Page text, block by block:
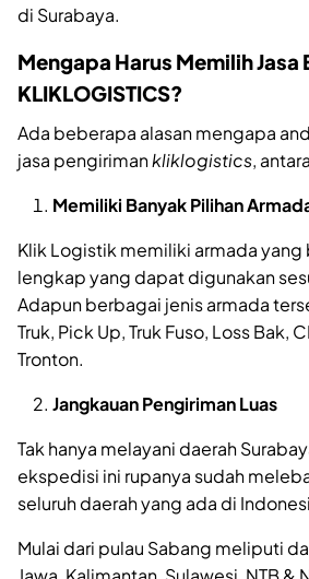
di Surabaya.
Mengapa Harus Memilih Jasa
KLIKLOGISTICS?
Ada beberapa alasan mengapa
jasa pengirimankliklogistics,
Memiliki Banyak Pilihan
Klik Logistik memiliki armada yang
lengkap yang dapat digunakan
Adapun berbagai jenis armada
Truk, Pick Up, Truk Fuso, Loss Bak,
Tronton.
Jangkauan Pengiriman Luas
Tak hanya melayani daerah
ekspedisi ini rupanya sudah
seluruh daerah yang ada di
Mulai dari pulau Sabang meliputi